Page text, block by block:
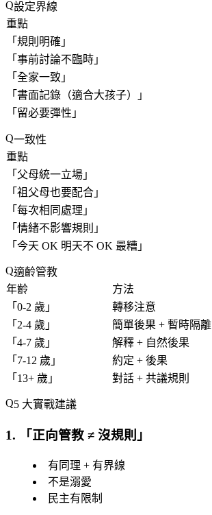
設定界線
重點
「 規則明確 」
「 事前討論不臨時 」
「 全家一致 」
「 書面記錄（適合大孩子） 」
「 留必要彈性 」
一致性
重點
「 父母統一立場 」
「 祖父母也要配合 」
「 每次相同處理 」
「 情緒不影響規則 」
「 今天 OK 明天不 OK 最糟 」
適齡管教
年齡
方法
「 0-2 歲 」
轉移注意
「 2-4 歲 」
簡單後果 + 暫時隔離
「 4-7 歲 」
解釋 + 自然後果
「 7-12 歲 」
約定 + 後果
「 13+ 歲 」 對話 + 共議規則
5 大實戰建議
1. 「 正向管教 ≠ 沒規則 」
有同理 + 有界線
不是溺愛
民主有限制